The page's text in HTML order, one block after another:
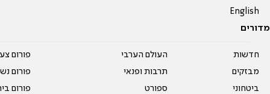
English
מדורים
חדשות
מבזקים
ביטחוני
העולם הערבי
תרבות ופנאי
ספורט
פורום
פורום
פורום